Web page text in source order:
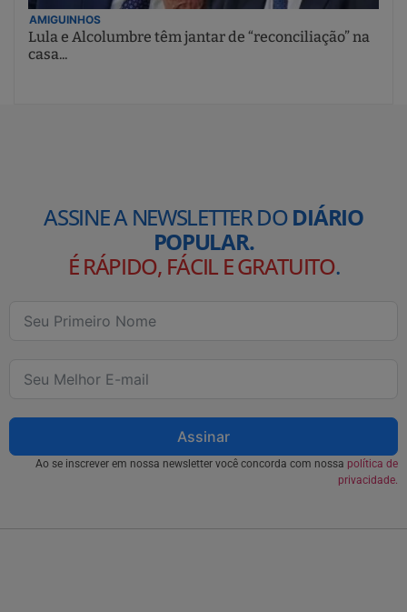
AMIGUINHOS
Lula e Alcolumbre têm jantar de “reconciliação” na
casa...
ASSINE A NEWSLETTER DODIÁRIO
POPULAR.
É RÁPIDO, FÁCIL E GRATUITO.
Assinar
Ao se inscrever em nossa newsletter você concorda com nossa política de
privacidade.